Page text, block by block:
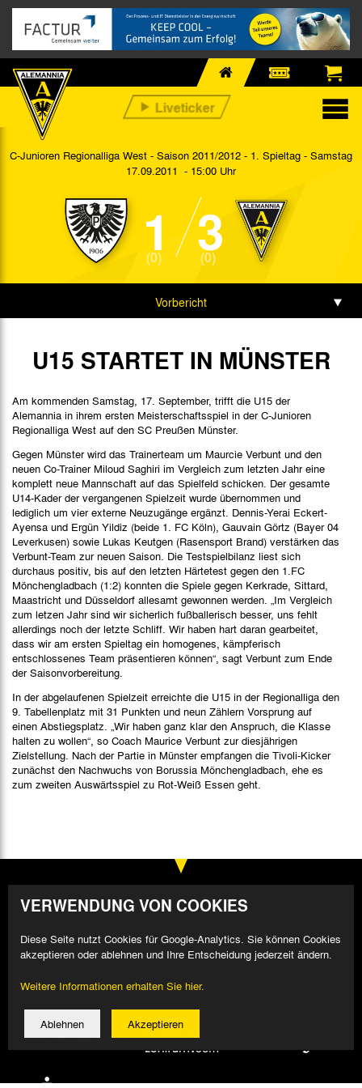
C-Junioren Regionalliga West - Saison 2011/2012 - 1. Spieltag - Samstag
17.09.2011 - 15:00 Uhr
1
(0) 3
(0)
Vorbericht
Spielbericht
U15 STARTET IN MÜNSTER
Am kommenden Samstag, 17. September, trifft die U15 der
Alemannia in ihrem ersten Meisterschaftsspiel in der C-Junioren
Regionalliga West auf den SC Preußen Münster.
Gegen Münster wird das Trainerteam um Maurcie Verbunt und den
neuen Co-Trainer Miloud Saghiri im Vergleich zum letzten Jahr eine
komplett neue Mannschaft auf das Spielfeld schicken. Der gesamte
U14-Kader der vergangenen Spielzeit wurde übernommen und
lediglich um vier externe Neuzugänge ergänzt. Dennis-Yerai Eckert-
Ayensa und Ergün Yildiz (beide 1. FC Köln), Gauvain Görtz (Bayer 04
Leverkusen) sowie Lukas Keutgen (Rasensport Brand) verstärken das
Verbunt-Team zur neuen Saison. Die Testspielbilanz liest sich
durchaus positiv, bis auf den letzten Härtetest gegen den 1.FC
Mönchengladbach (1:2) konnten die Spiele gegen Kerkrade, Sittard,
Maastricht und Düsseldorf allesamt gewonnen werden. „Im Vergleich
zum letzen Jahr sind wir sicherlich fußballerisch besser, uns fehlt
allerdings noch der letzte Schliff. Wir haben hart daran gearbeitet,
dass wir am ersten Spieltag ein homogenes, kämpferisch
entschlossenes Team präsentieren können“, sagt Verbunt zum Ende
der Saisonvorbereitung.
In der abgelaufenen Spielzeit erreichte die U15 in der Regionalliga den
9. Tabellenplatz mit 31 Punkten und neun Zählern Vorsprung auf
einen Abstiegsplatz. „Wir haben ganz klar den Anspruch, die Klasse
halten zu wollen“, so Coach Maurice Verbunt zur diesjährigen
Zielstellung. Nach der Partie in Münster empfangen die Tivoli-Kicker
zunächst den Nachwuchs von Borussia Mönchengladbach, ehe es
zum zweiten Auswärtsspiel zu Rot-Weiß Essen geht.
VERWENDUNG VON COOKIES
Diese Seite nutzt Cookies für Google-Analytics. Sie können Cookies
akzeptieren oder ablehnen und Ihre Entscheidung jederzeit ändern.
Weitere Informationen erhalten Sie hier.
Ablehnen Akzeptieren